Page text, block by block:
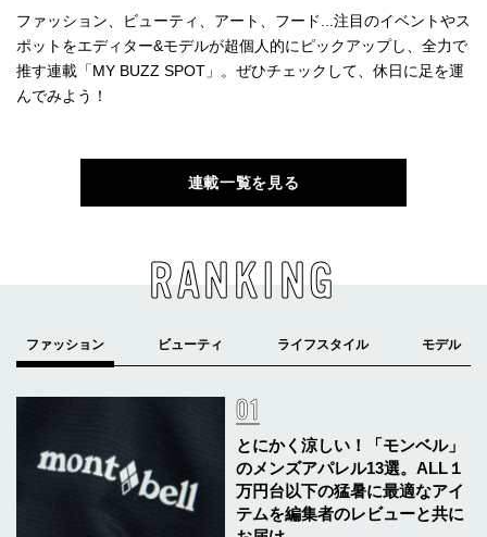
ファッション、ビューティ、アート、フード...注目のイベントやス
ポットをエディター&モデルが超個人的にピックアップし、全力で
推す連載「MY BUZZ SPOT」。ぜひチェックして、休日に足を運
んでみよう！
連載一覧を見る
RANKING
とにかく涼しい！「モンベル」
のメンズアパレル13選。ALL１
万円台以下の猛暑に最適なアイ
テムを編集者のレビューと共に